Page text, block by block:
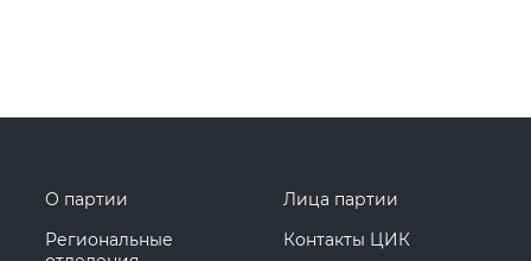
О партии
Лица партии
Региональные
Контакты ЦИК